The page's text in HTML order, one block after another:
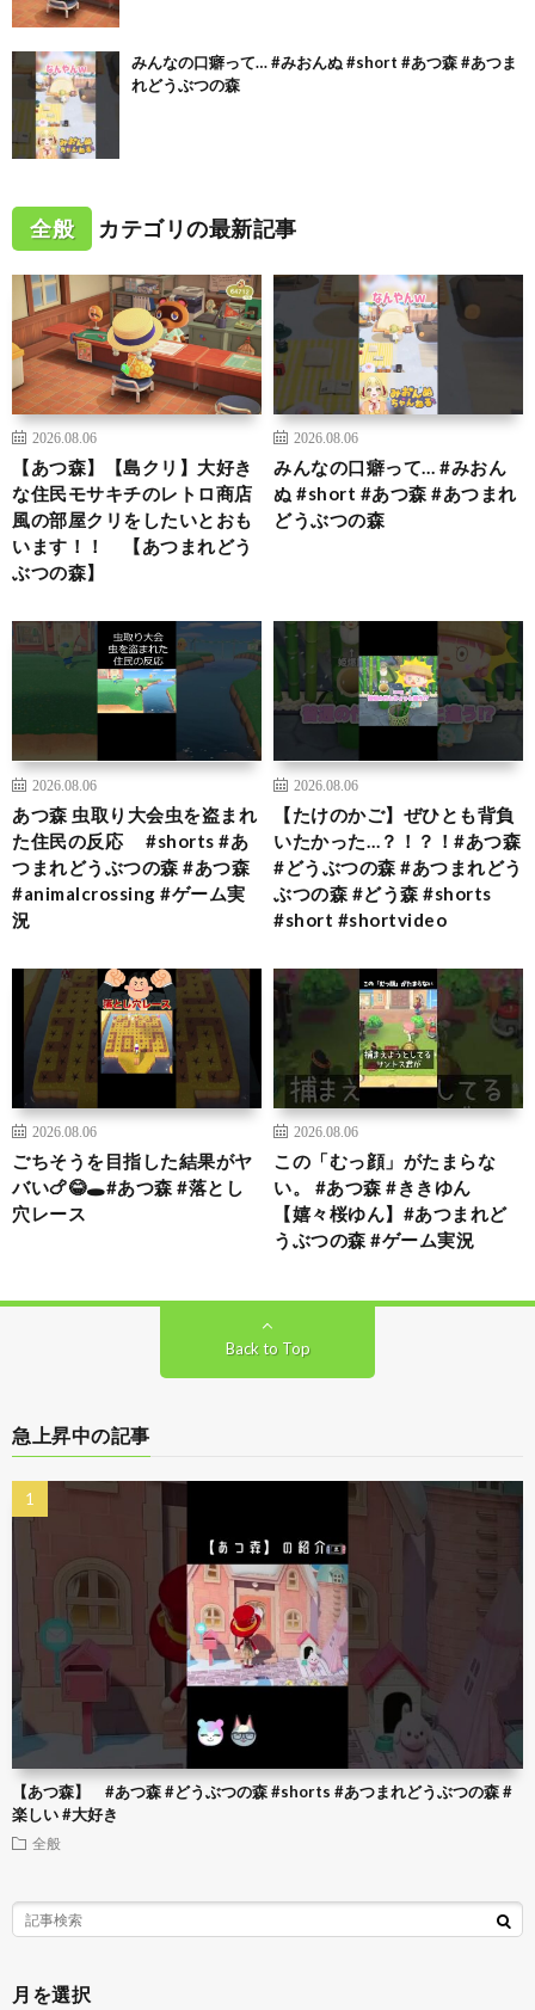
みんなの口癖って… #みおんぬ #short #あつ森 #あつま
れどうぶつの森
全般 カテゴリの最新記事
2026.08.06
【あつ森】【島クリ】大好き
な住民モサキチのレトロ商店
風の部屋クリをしたいとおも
います！！ 【あつまれどう
ぶつの森】
2026.08.06
みんなの口癖って… #みおん
ぬ #short #あつ森 #あつまれ
どうぶつの森
2026.08.06
あつ森 虫取り大会虫を盗まれ
た住民の反応 #shorts #あ
つまれどうぶつの森 #あつ森
#animalcrossing #ゲーム実
況
2026.08.06
【たけのかご】ぜひとも背負
いたかった…？！？！#あつ森
#どうぶつの森 #あつまれどう
ぶつの森 #どう森 #shorts
#short #shortvideo
2026.08.06
ごちそうを目指した結果がヤ
バい🍗😂🕳️#あつ森 #落とし
穴レース
2026.08.06
この「むっ顔」がたまらな
い。 #あつ森 #ききゆん
【嬉々桜ゆん】#あつまれど
うぶつの森 #ゲーム実況
Back to Top
急上昇中の記事
【あつ森】 #あつ森 #どうぶつの森 #shorts #あつまれどうぶつの森 #
楽しい #大好き
全般
月を選択